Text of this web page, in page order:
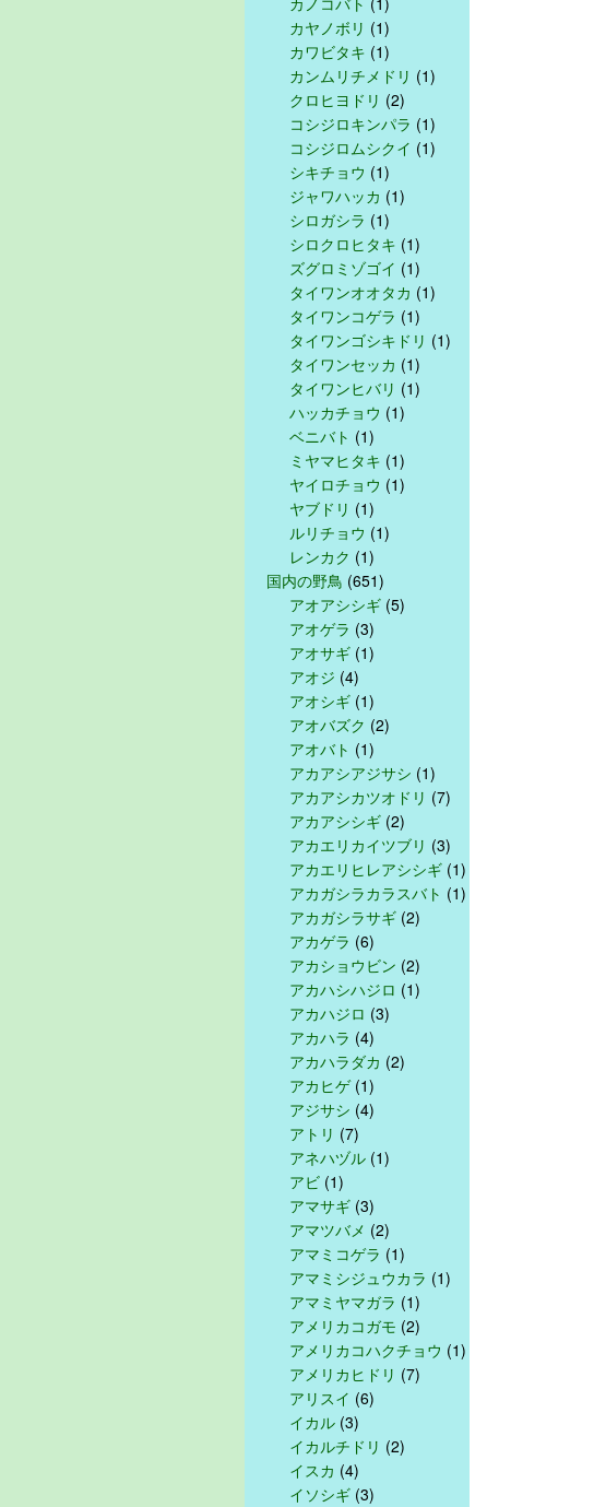
カヤノボリ (1)
カワビタキ (1)
カンムリチメドリ (1)
クロヒヨドリ (2)
コシジロキンパラ (1)
コシジロムシクイ (1)
シキチョウ (1)
ジャワハッカ (1)
シロガシラ (1)
シロクロヒタキ (1)
ズグロミゾゴイ (1)
タイワンオオタカ (1)
タイワンコゲラ (1)
タイワンゴシキドリ (1)
タイワンセッカ (1)
タイワンヒバリ (1)
ハッカチョウ (1)
ベニバト (1)
ミヤマヒタキ (1)
ヤイロチョウ (1)
ヤブドリ (1)
ルリチョウ (1)
レンカク (1)
国内の野鳥 (651)
アオアシシギ (5)
アオゲラ (3)
アオサギ (1)
アオジ (4)
アオシギ (1)
アオバズク (2)
アオバト (1)
アカアシアジサシ (1)
アカアシカツオドリ (7)
アカアシシギ (2)
アカエリカイツブリ (3)
アカエリヒレアシシギ (1)
アカガシラカラスバト (1)
アカガシラサギ (2)
アカゲラ (6)
アカショウビン (2)
アカハシハジロ (1)
アカハジロ (3)
アカハラ (4)
アカハラダカ (2)
アカヒゲ(1)
アジサシ (4)
アトリ (7)
アネハヅル (1)
アビ (1)
アマサギ (3)
アマツバメ (2)
アマミコゲラ (1)
アマミシジュウカラ (1)
アマミヤマガラ (1)
アメリカコガモ (2)
アメリカコハクチョウ (1)
アメリカヒドリ (7)
アリスイ (6)
イカル (3)
イカルチドリ (2)
イスカ (4)
イソシギ (3)